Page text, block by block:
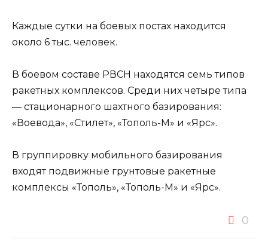
Каждые сутки на боевых постах находится
около 6 тыс. человек.
В боевом составе РВСН находятся семь типов
ракетных комплексов. Среди них четыре типа
— стационарного шахтного базирования:
«Воевода», «Стилет», «Тополь-М» и «Ярс».
В группировку мобильного базирования
входят подвижные грунтовые ракетные
комплексы «Тополь», «Тополь-М» и «Ярс».
0